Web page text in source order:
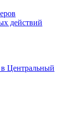
действий
Центральный